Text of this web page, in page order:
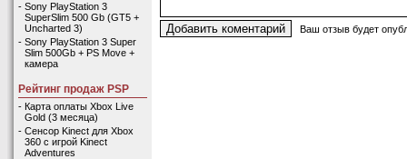
- Sony PlayStation 3
SuperSlim 500 Gb (GT5 +
Uncharted 3)
- Sony PlayStation 3 Super
Slim 500Gb + PS Move +
камера
Рейтинг продаж PSP
- Карта оплаты Xbox Live
Gold (3 месяца)
- Сенсор Kinect для Xbox
360 с игрой Kinect
Adventures
Ваш отзыв будет